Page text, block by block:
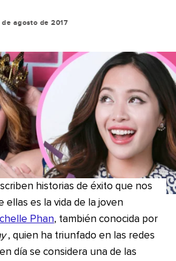
de agosto de 2017
historias de éxito que nos
ellas es la vida de la joven
Phan, también conocida por
, quien ha triunfado en las redes
día se considera una de las